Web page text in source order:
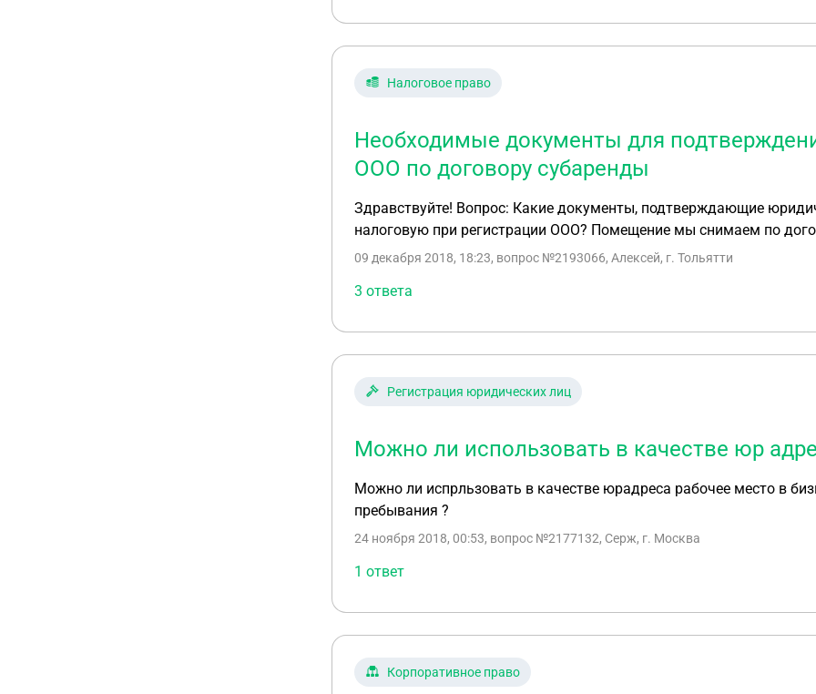
Налоговое право
Необходимые документы для
ООО по договору субаренды
Здравствуйте! Вопрос: Какие документы, подтверждающие
налоговую при регистрации ООО? Помещение мы снимаем по
09 декабря 2018, 18:23, вопрос №2193066, Алексей, г. Тольятти
3 ответа
Регистрация юридических лиц
Можно ли использовать в качестве юр
Можно ли испрльзовать в качестве юрадреса рабочее место в
пребывания ?
24 ноября 2018, 00:53, вопрос №2177132, Серж, г. Москва
1 ответ
Корпоративное право